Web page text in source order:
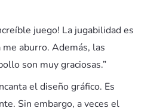
juego! La jugabilidad es
me aburro. Además, las
son muy graciosas.”
el diseño gráfico. Es
Sin embargo, a veces el